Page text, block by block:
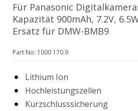
Für Panasonic
Kapazität 900mAh, 7.2V,
Ersatz für DMW-BMB9
Part No: 1000 170.9
Lithium Ion
Hochleistungszellen
Kurzschlusssicherung